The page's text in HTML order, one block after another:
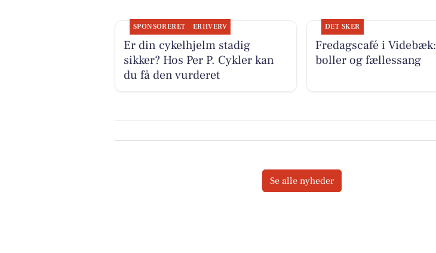
SPONSORERET ERHVERV
Er din cykelhjelm stadig
sikker? Hos Per P. Cykler kan
du få den vurderet
DET SKER
Fredagscafé i
boller og fællessang
Se alle nyheder